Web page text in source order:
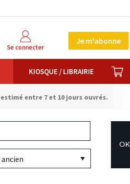
Se connecter
Je m'abonne
KIOSQUE / LIBRAIRIE
entre 7 et 10 jours ouvrés.
OK